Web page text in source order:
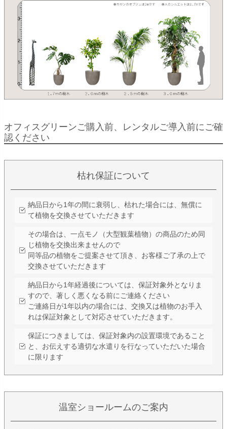
オフィスグリーンご購入前、レンタルご導入前にご確
認ください
枯れ保証について
納品日から1年の間に衰弱し、枯れた場合には、無償に
て植物を交換させていただきます
その場合は、一点モノ（大型観葉植物）の商品のため同
じ植物を交換出来ませんので
同等品の植物をご提案させて頂き、お客様ご了承の上で
交換させていただきます
納品日から1年経過後については、保証対象外となりま
すので、著しく悪くなる前にご連絡ください
ご連絡日が1年以内の場合には、交換又は植物のお手入
れは保証対象として対応させていただきます。
保証につきましては、保証対象内の設置環境であること
と、お伝えする適切な水遣りを行なっていただいた場合
に限ります
温室ショールームのご案内